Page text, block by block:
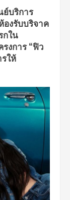
ย์บริการ
องรับบริจาค
กใน
งการ “ฟิว
ให้